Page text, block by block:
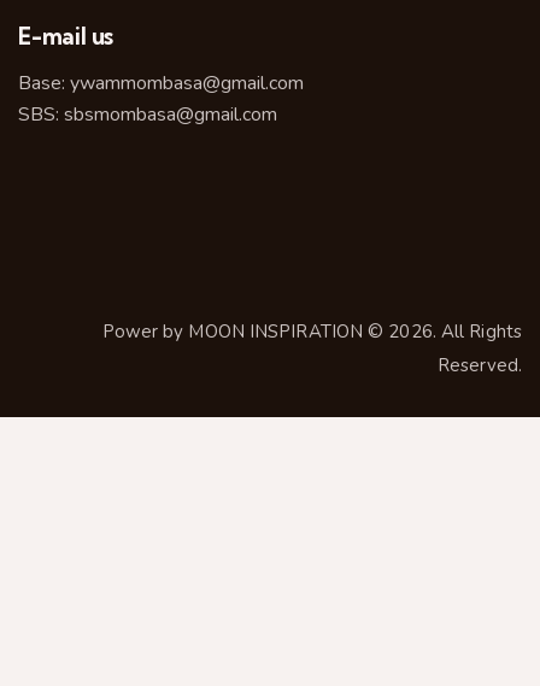
E-mail us
Base: ywammombasa@gmail.com
SBS: sbsmombasa@gmail.com
Power by MOON INSPIRATION © 2026. All Rights
Reserved.